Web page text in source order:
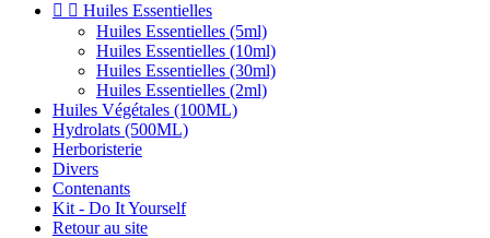
  Huiles Essentielles
Huiles Essentielles (5ml)
Huiles Essentielles (10ml)
Huiles Essentielles (30ml)
Huiles Essentielles (2ml)
Huiles Végétales (100ML)
Hydrolats (500ML)
Herboristerie
Divers
Contenants
Kit - Do It Yourself
Retour au site